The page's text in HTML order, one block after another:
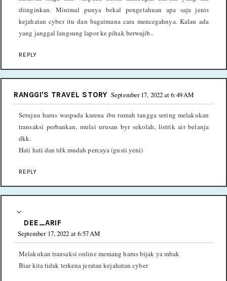
diinginkan. Minimal punya bekal pengetahuan apa saja jenis
kejahatan cyber itu dan bagaimana cara mencegahnya. Kalau ada
yang janggal langsung lapor ke pihak berwajib..
REPLY
RANGGI'S TRAVEL STORY September 17, 2022 at 6:49 AM
Setujuu harus waspada karena ibu rumah tangga sering melakukan
transaksi perbankan, mulai urusan byr sekolah, listrik air belanja
dkk.
Hati hati dan tdk mudah percaya (gusti yeni)
REPLY
DEE_ARIF
September 17, 2022 at 6:57 AM
Melakukan transaksi online memang harus bijak ya mbak
Biar kita tidak terkena jeratan kejahatan cyber